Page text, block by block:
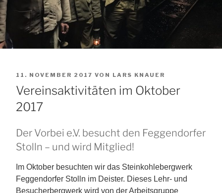
VERÖFFENTLICHT
AM
11. NOVEMBER 2017 VON LARS KNAUER
Vereinsaktivitäten im Oktober
2017
Der Vorbei e.V. besucht den Feggendorfer
Stolln – und wird Mitglied!
Im Oktober besuchten wir das Steinkohlebergwerk
Feggendorfer Stolln im Deister. Dieses Lehr- und
Besucherbergwerk wird von der Arbeitsgruppe